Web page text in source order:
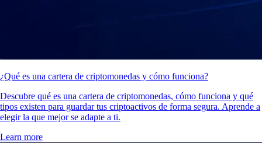
¿Qué es una cartera de criptomonedas y cómo funciona?
Descubre qué es una cartera de criptomonedas, cómo funciona y qué
tipos existen para guardar tus criptoactivos de forma segura. Aprende a
elegir la que mejor se adapte a ti.
Learn more